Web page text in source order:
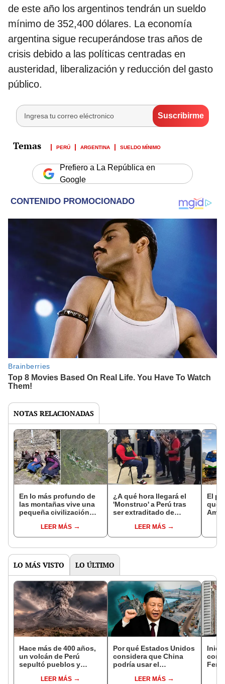
de este año los argentinos tendrán un sueldo
mínimo de 352,400 dólares. La economía
argentina sigue recuperándose tras años de
crisis debido a las políticas centradas en
austeridad, liberalización y reducción del gasto
público.
PERÚ ARGENTINA SUELDO MÍNIMO
Prefiero a La República en
Google
NOTAS RELACIONADAS
En lo más profundo de
las montañas vive una
pequeña civilización
habitantes: esta es la
historia del pueblo
Quishuar
LEER MÁS
¿A qué hora llegará el
'Monstruo' a Perú tras
ser extraditado de
LEER MÁS
El
que
a
LO MÁS VISTO LO ÚLTIMO
Hace más de 400 años,
un volcán de Perú
sepultó pueblos y
veranos más fríos de la
LEER MÁS
Por qué Estados Unidos
considera que China
podría usar el
para fines militares
LEER MÁS